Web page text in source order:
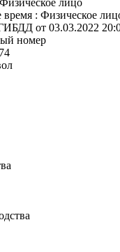
время : Физическое
от 03.03.2022
номер